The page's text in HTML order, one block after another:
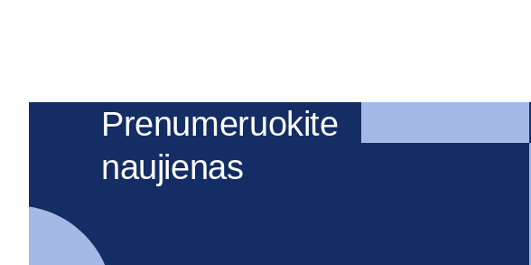
Prenumeruokite
naujienas